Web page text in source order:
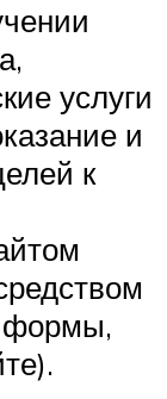
услуги
и
к
формы,